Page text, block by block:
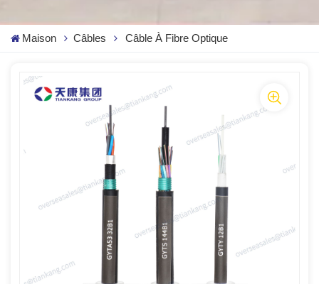
Maison Câbles Câble À Fibre Optique